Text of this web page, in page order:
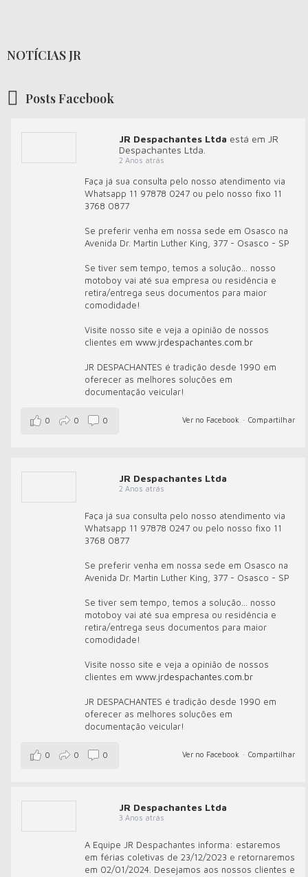
NOTÍCIAS JR
Posts Facebook
JR Despachantes Ltda está em JR
Despachantes Ltda.
2 Anos atrás
Faça já sua consulta pelo nosso atendimento via
Whatsapp 11 97878 0247 ou pelo nosso fixo 11
3768 0877
Se preferir venha em nossa sede em Osasco na
Avenida Dr. Martin Luther King, 377 - Osasco - SP
Se tiver sem tempo, temos a solução... nosso
motoboy vai até sua empresa ou residência e
retira/entrega seus documentos para maior
comodidade!
Visite nosso site e veja a opinião de nossos
clientes em www.jrdespachantes.com.br
JR DESPACHANTES é tradição desde 1990 em
oferecer as melhores soluções em
documentação veicular!
Ver no Facebook · Compartilhar
0 0 0
JR Despachantes Ltda
2 Anos atrás
Faça já sua consulta pelo nosso atendimento via
Whatsapp 11 97878 0247 ou pelo nosso fixo 11
3768 0877
Se preferir venha em nossa sede em Osasco na
Avenida Dr. Martin Luther King, 377 - Osasco - SP
Se tiver sem tempo, temos a solução... nosso
motoboy vai até sua empresa ou residência e
retira/entrega seus documentos para maior
comodidade!
Visite nosso site e veja a opinião de nossos
clientes em www.jrdespachantes.com.br
JR DESPACHANTES é tradição desde 1990 em
oferecer as melhores soluções em
documentação veicular!
Ver no Facebook · Compartilhar
0 0 0
JR Despachantes Ltda
3 Anos atrás
A Equipe JR Despachantes informa: estaremos
em férias coletivas de 23/12/2023 e retornaremos
em 02/01/2024. Desejamos aos nossos clientes e